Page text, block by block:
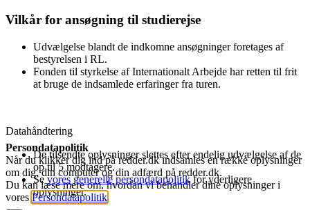
Persondatapolitik
Når du klikker dig ind på redder.dk indsamles en række oplysninger
om dig, din computer og din adfærd på redder.dk.
Du kan læse mere om, hvordan vi behandler dine oplysninger i
vores Persondatapolitik
Vilkår for ansøgning til studierejse
Udvælgelse blandt de indkomne ansøgninger foretages af
bestyrelsen i RL.
Fonden til styrkelse af Internationalt Arbejde har retten til frit
at bruge de indsamlede erfaringer fra turen.
Datahåndtering
De tilsendte oplysninger slettes efter endelig udvælgelse af de
op til 5 modtagere.
Sevores generelle persondatapolitikfor yderligere
oplysninger.